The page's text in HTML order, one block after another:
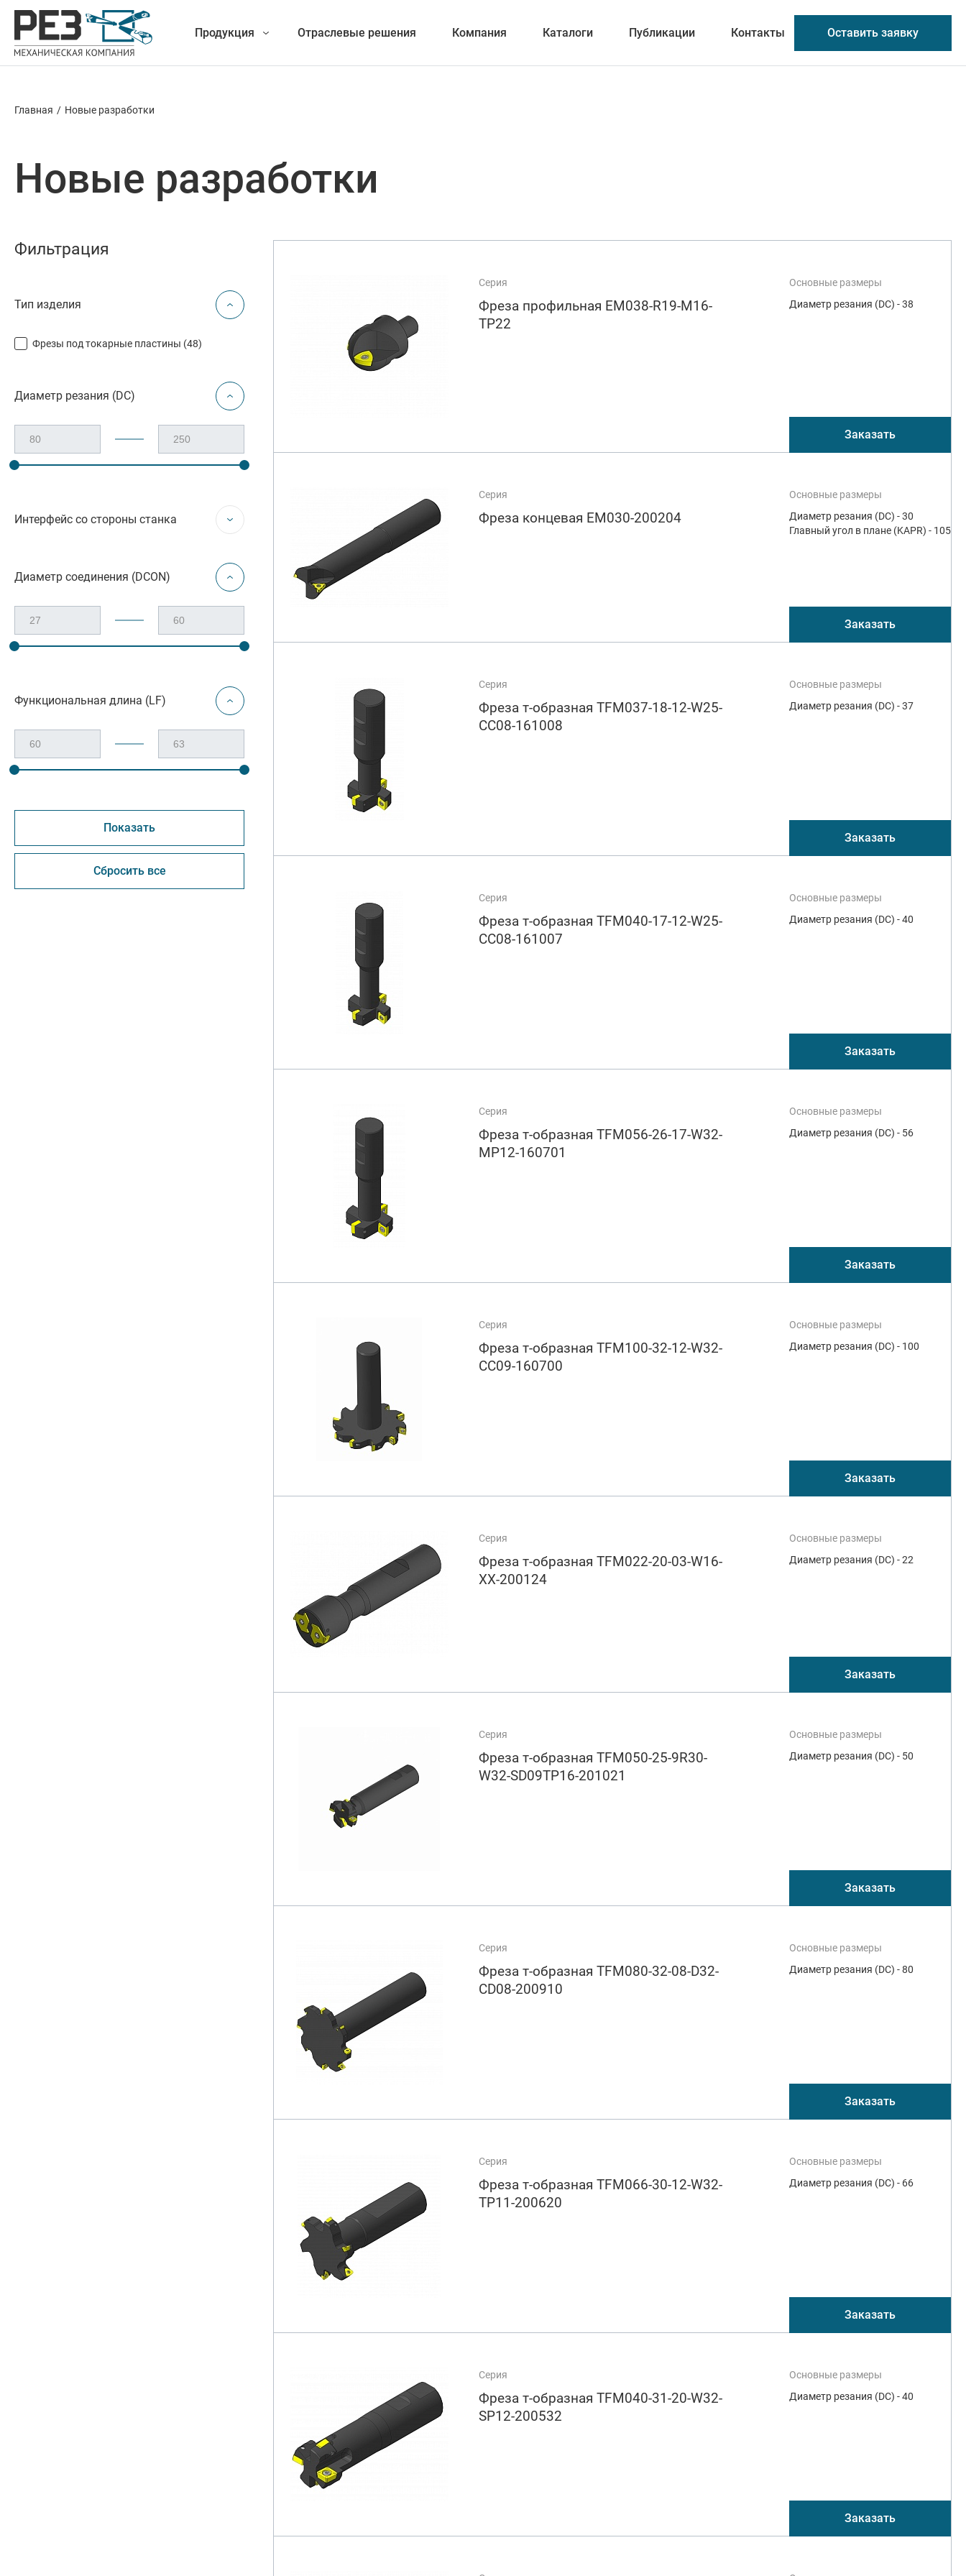
Продукция
Наша
продукция
Новые разработки
Точение
Резьбонарезание
Отраслевые решения Компания Каталоги Публикации Контакты Оставить заявку
Главная / Новые разработки
Новые разработки
Фильтрация
Тип изделия
Фрезы под токарные пластины (48)
Диаметр резания (DC)
Интерфейс со стороны станка
Диаметр соединения (DCON)
Функциональная длина (LF)
Серия
Фреза профильная EM038-R19-M16-
TP22
Основные размеры
Диаметр резания (DC) - 38
Заказать
Серия
Фреза концевая EM030-200204
Основные размеры
Диаметр резания (DC) - 30
Главный угол в плане (KAPR) - 105
Заказать
Серия
Фреза т-образная TFM037-18-12-W25-
CC08-161008
Основные размеры
Диаметр резания (DC) - 37
Заказать
Серия
Фреза т-образная TFM040-17-12-W25-
CC08-161007
Основные размеры
Диаметр резания (DC) - 40
Заказать
Серия
Фреза т-образная TFM056-26-17-W32-
MP12-160701
Основные размеры
Диаметр резания (DC) - 56
Заказать
Серия
Фреза т-образная TFM100-32-12-W32-
CC09-160700
Основные размеры
Диаметр резания (DC) - 100
Заказать
Серия
Фреза т-образная TFM022-20-03-W16-
XX-200124
Основные размеры
Диаметр резания (DC) - 22
Заказать
Серия
Фреза т-образная TFM050-25-9R30-
W32-SD09TP16-201021
Основные размеры
Диаметр резания (DC) - 50
Заказать
Серия
Фреза т-образная TFM080-32-08-D32-
CD08-200910
Основные размеры
Диаметр резания (DC) - 80
Заказать
Серия
Фреза т-образная TFM066-30-12-W32-
TP11-200620
Основные размеры
Диаметр резания (DC) - 66
Заказать
Серия
Фреза т-образная TFM040-31-20-W32-
SP12-200532
Основные размеры
Диаметр резания (DC) - 40
Заказать